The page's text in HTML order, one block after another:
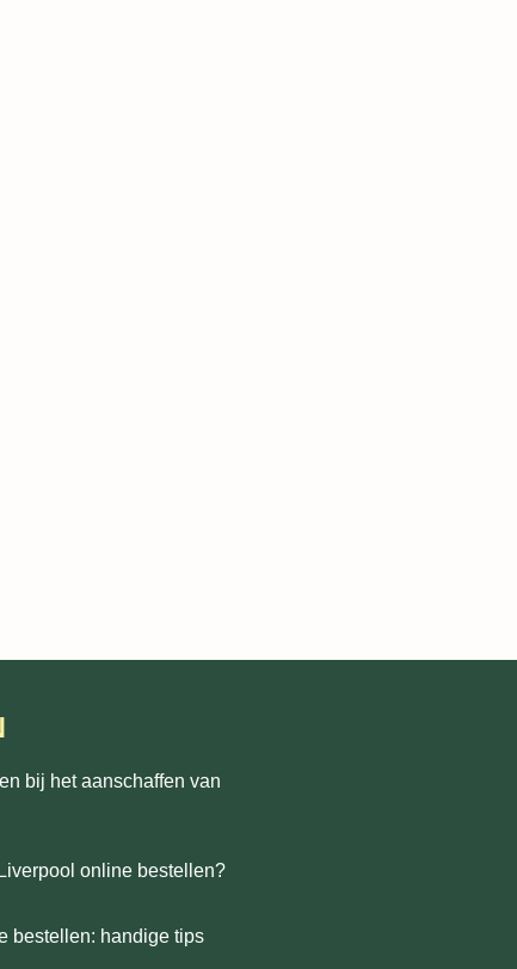
bij het aanschaffen van
online bestellen?
bestellen: handige tips